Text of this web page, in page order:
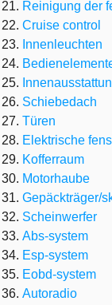
Reinigung der
Cruise control
Innenleuchten
Schiebedach
Türen
Elektrische
Kofferraum
Motorhaube
Gepäckträger/
Scheinwerfer
Abs-system
Esp-system
Eobd-system
Autoradio